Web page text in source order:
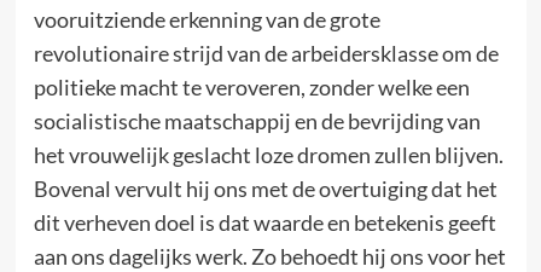
vooruitziende erkenning van de grote
revolutionaire strijd van de arbeidersklasse om de
politieke macht te veroveren, zonder welke een
socialistische maatschappij en de bevrijding van
het vrouwelijk geslacht loze dromen zullen blijven.
Bovenal vervult hij ons met de overtuiging dat het
dit verheven doel is dat waarde en betekenis geeft
aan ons dagelijks werk. Zo behoedt hij ons voor het